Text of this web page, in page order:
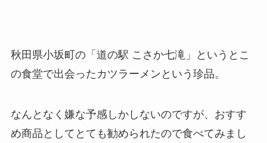
秋田県小坂町の「道の駅 こさか七滝」というとこ
の食堂で出会ったカツラーメンという珍品。
なんとなく嫌な予感しかしないのですが、おすす
め商品としてとても勧められたので食べてみまし